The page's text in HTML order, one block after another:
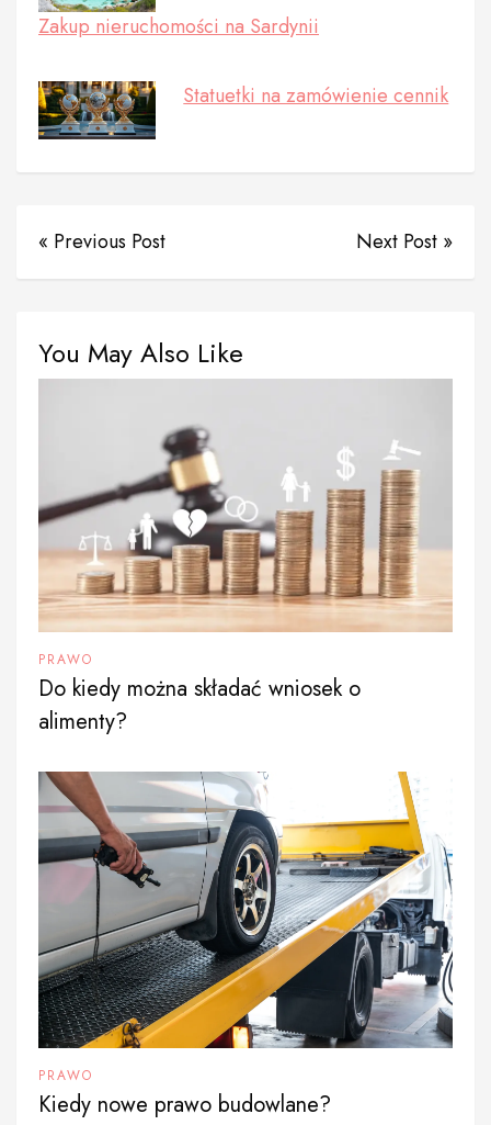
Zakup nieruchomości na Sardynii
Statuetki na zamówienie cennik
« Previous Post Next Post »
You May Also Like
PRAWO
Do kiedy można składać wniosek o
alimenty?
PRAWO
Kiedy nowe prawo budowlane?